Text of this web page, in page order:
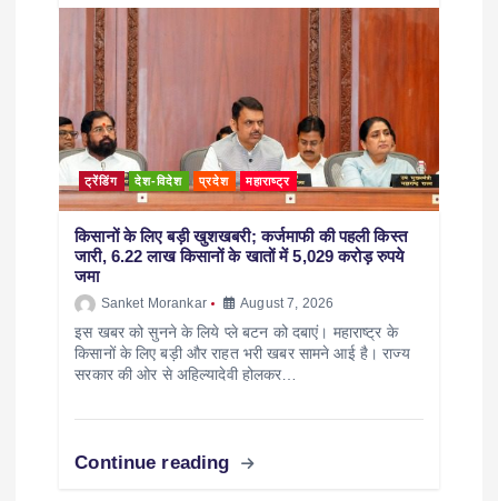
ट्रेंडिंग देश-विदेश प्रदेश महाराष्ट्र
किसानों के लिए बड़ी खुशखबरी; कर्जमाफी की पहली किस्त
जारी, 6.22 लाख किसानों के खातों में 5,029 करोड़ रुपये
जमा
Sanket Morankar August 7, 2026
इस खबर को सुनने के लिये प्ले बटन को दबाएं। महाराष्ट्र के
किसानों के लिए बड़ी और राहत भरी खबर सामने आई है। राज्य
सरकार की ओर से अहिल्यादेवी होलकर…
Continue reading